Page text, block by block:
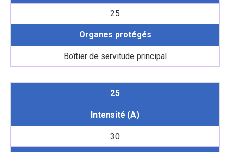
25
Organes protégés
Boîtier de servitude principal
25
Intensité (A)
30